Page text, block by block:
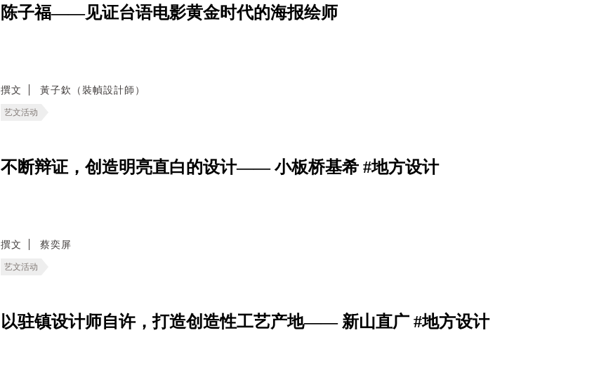
陈子福——见证台语电影黄金时代的海报绘师
撰文 黃子欽（裝幀設計師）
艺文活动
不断辩证，创造明亮直白的设计—— 小板桥基希 #地方设计
撰文 蔡奕屏
艺文活动
以驻镇设计师自许，打造创造性工艺产地—— 新山直广 #地方设计